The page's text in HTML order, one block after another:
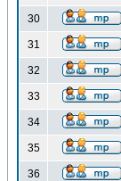
30
31
32
33
34
35
36